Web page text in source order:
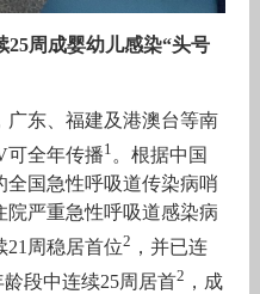
25周成婴幼儿感染“头号
广东、福建及港澳台等南
可全年传播1 。根据中国
国急性呼吸道传染病哨
院严重急性呼吸道感染病
21周稳居首位2 ，并已连
段中连续25周居首2 ，成